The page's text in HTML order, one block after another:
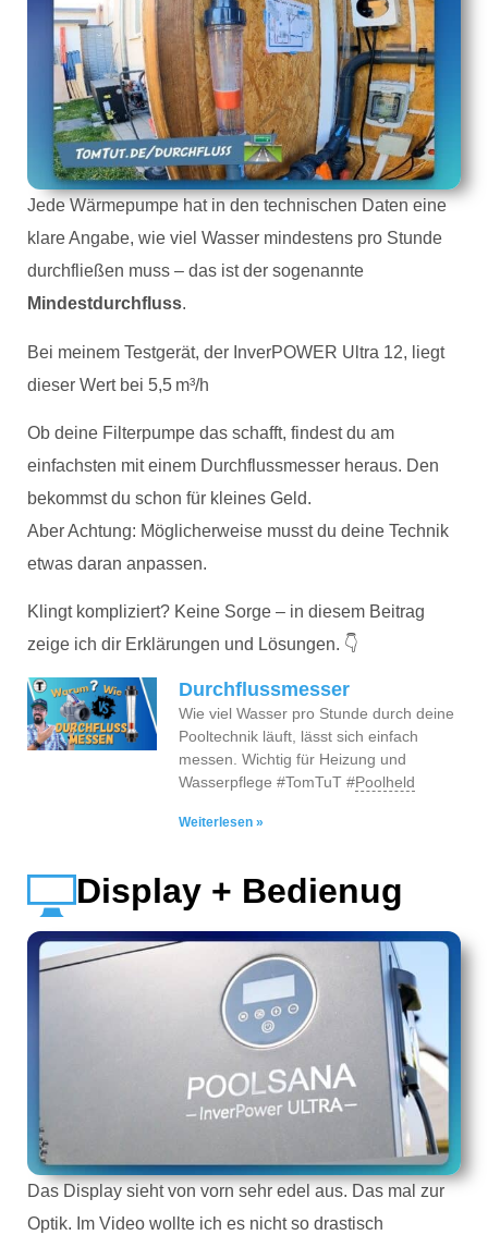
Jede Wärmepumpe hat in den technischen Daten eine
klare Angabe, wie viel Wasser mindestens pro Stunde
durchfließen muss – das ist der sogenannte
Mindestdurchfluss.
Bei meinem Testgerät, der InverPOWER Ultra 12, liegt
dieser Wert bei 5,5 m³/h
Ob deine Filterpumpe das schafft, findest du am
einfachsten mit einem Durchflussmesser heraus. Den
bekommst du schon für kleines Geld.
Aber Achtung: Möglicherweise musst du deine Technik
etwas daran anpassen.
Klingt kompliziert? Keine Sorge – in diesem Beitrag
zeige ich dir Erklärungen und Lösungen. 👇
Durchflussmesser
Wie viel Wasser pro Stunde durch deine
Pooltechnik läuft, lässt sich einfach
messen. Wichtig für Heizung und
Wasserpflege #TomTuT #Poolheld
Weiterlesen »
Display + Bedienug
Das Display sieht von vorn sehr edel aus. Das mal zur
Optik. Im Video wollte ich es nicht so drastisch